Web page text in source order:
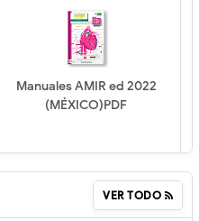
Manuales AMIR ed 2022
(MÉXICO)PDF
VER TODO